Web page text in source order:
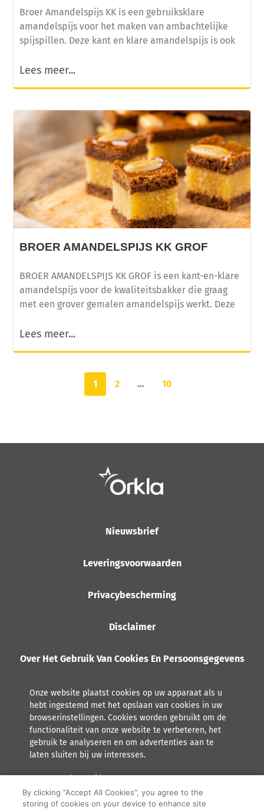
Broer Amandelspijs KK is een gebruiksklare
amandelspijs voor het maken van ambachtelijke
spijspillen. Deze kant en klare amandelspijs is ook
Lees meer...
BROER AMANDELSPIJS KK GROF
BROER AMANDELSPIJS KK GROF is een kant-en-klare
amandelspijs voor de kwaliteitsbakker die graag
met een grover gemalen amandelspijs werkt. Deze
Lees meer...
1 2 … 10
Nieuwsbrief
Leveringsvoorwaarden
Privacybescherming
Disclaimer
Over Het Gebruik Van Cookies En Persoonsgegevens
Onze website plaatst cookies op uw apparaat als u
hebt ingestemd met het opslaan van cookies in uw
browserinstellingen. Cookies worden gebruikt om de
functionaliteit van onze website te verbeteren, het
gebruik te analyseren en om advertenties aan te
laten sluiten bij uw interesses.
Lees meer over hoe Orkla met persoonsgegevens omgaat,
inclusief het recht tot inzage.
By clicking “Accept All Cookies”, you agree to the
storing of cookies on your device to enhance site